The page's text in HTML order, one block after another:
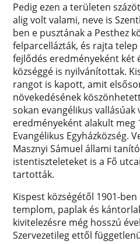
Pedig ezen a területen
alig volt valami, neve is
ben e pusztának a Pesthez
felparcellázták, és rajta
fejlődés eredményeként két
községgé is nyilvánítottak.
rangot is kapott, amit
növekedésének
sokan evangélikus vallásúak
eredményeként alakult meg
Evangélikus Egyházközség.
Masznyi Sámuel állami
istentiszteleteket is a Fő
tartották.
Kispest községétől 1901-
templom, paplak és
kivitelezésre még hosszú
Szervezetileg ettől